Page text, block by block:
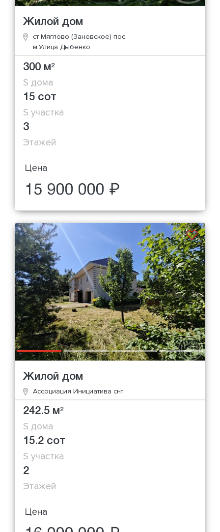
Жилой дом
ст Мяглово (Заневское) пос.
м.Улица Дыбенко
300 м2
S дома
15 сот
S участка
3
Этажей
Цена
15 900 000 ₽
Жилой дом
Ассоциация Инициатива снт
242.5 м2
S дома
15.2 сот
S участка
2
Этажей
Цена